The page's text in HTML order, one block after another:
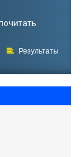
Результаты